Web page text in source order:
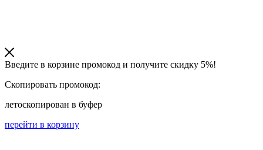
Введите в корзине промокод и получите скидку 5%!
Скопировать промокод:
летоскопирован в буфер
перейти в корзину